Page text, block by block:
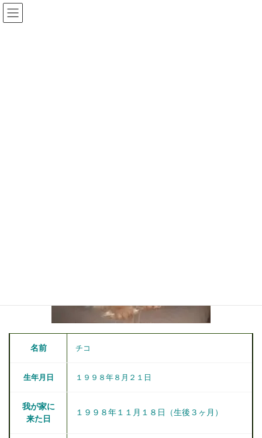
コ
ン
ナ
ビ
名前 チコ
生年月日 １９９８年８月２１日
我が家に
来た日
１９９８年１１月１８日（生後３ヶ月）